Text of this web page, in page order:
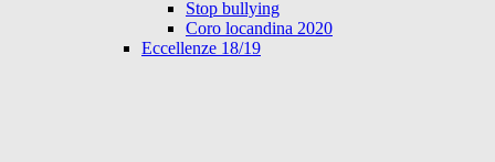
Stop bullying
Coro locandina 2020
Eccellenze 18/19